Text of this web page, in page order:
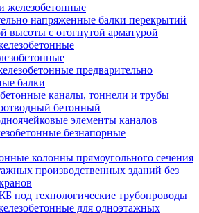
железобетонные
напряженные балки перекрытий
высоты с отогнутой арматурой
предварительно
балки
каналы, тоннели и трубы
бетонный
элементы каналов
безнапорные
колонны прямоугольного сечения
производственных зданий без
под технологические трубопроводы
для одноэтажных